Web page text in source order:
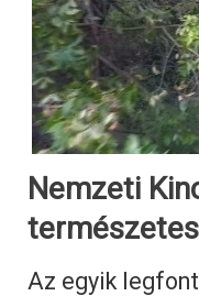
Nemzeti
Az egyik